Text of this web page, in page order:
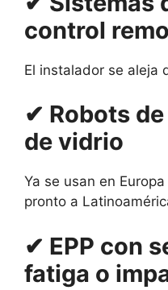
control
El instalador se aleja
✔ Robots
de vidrio
Ya se usan en
pronto a
✔ EPP con
fatiga o